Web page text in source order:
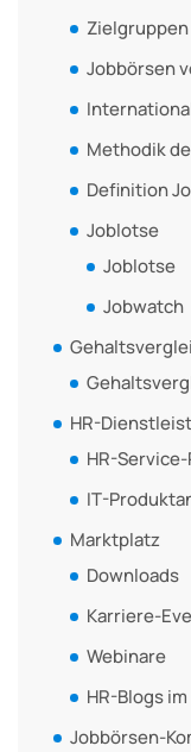
Jobbörsen
Methodik
Definition
Joblotse
Joblotse
Jobwatch
HR-
HR-
IT-
Marktplatz
Downloads
Karriere-
Webinare
HR-Blogs
Jobbörsen-